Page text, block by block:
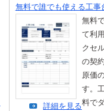
無料で誰でも使える工事
無料
て利
クセ
の契
原価
す。
料で
詳細を見る